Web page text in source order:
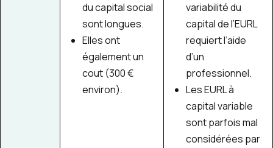
du capital social
sont longues.
Elles ont
également un
cout (300 €
environ).
variabilité du
capital de l’EURL
requiert l’aide
d’un
professionnel.
Les EURL à
capital variable
sont parfois mal
considérées par